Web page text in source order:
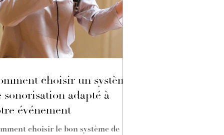
choisir un système
sonorisation adapté à
événement
choisir le bon système de